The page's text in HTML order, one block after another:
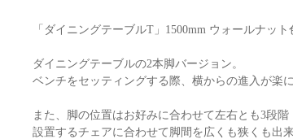
「ダイニングテーブルT」1500mm ウォールナット
ダイニングテーブルの2本脚バージョン。
ベンチをセッティングする際、横からの進入が楽に
また、脚の位置はお好みに合わせて左右とも3段階
設置するチェアに合わせて脚間を広くも狭くも出